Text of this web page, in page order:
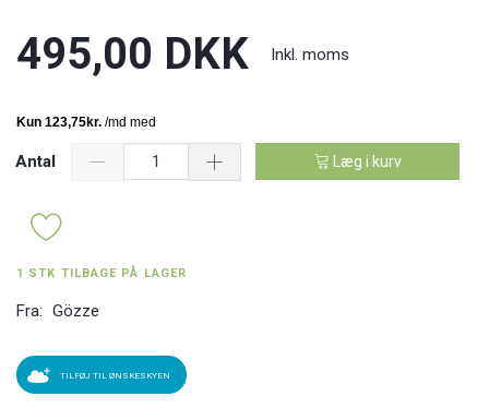
495,00 DKK Inkl. moms
Antal Læg i kurv
1 STK TILBAGE PÅ LAGER
Fra: Gözze
TILFØJ TIL ØNSKESKYEN